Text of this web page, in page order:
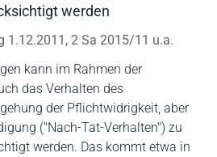
werden
1.12.2011, 2 Sa 2015/11 u.a.
kann im Rahmen der
das Verhalten des
der Pflichtwidrigkeit, aber
("Nach-Tat-Verhalten") zu
werden. Das kommt etwa in